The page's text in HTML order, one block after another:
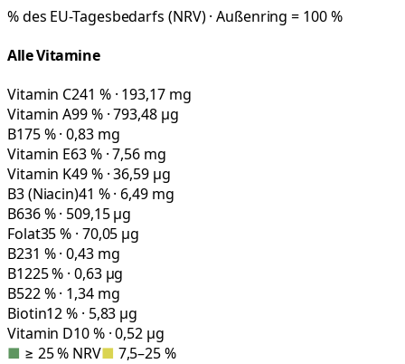
% des EU-Tagesbedarfs (NRV) · Außenring = 100 %
Alle Vitamine
Vitamin C241 % · 193,17 mg
Vitamin A99 % · 793,48 µg
B175 % · 0,83 mg
Vitamin E63 % · 7,56 mg
Vitamin K49 % · 36,59 µg
B3 (Niacin)41 % · 6,49 mg
B636 % · 509,15 µg
Folat35 % · 70,05 µg
B231 % · 0,43 mg
B1225 % · 0,63 µg
B522 % · 1,34 mg
Biotin12 % · 5,83 µg
Vitamin D10 % · 0,52 µg
■ ≥ 25 % NRV■ 7,5–25 %